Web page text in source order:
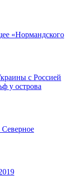
«Нормандского
с Россией
у острова
Северное